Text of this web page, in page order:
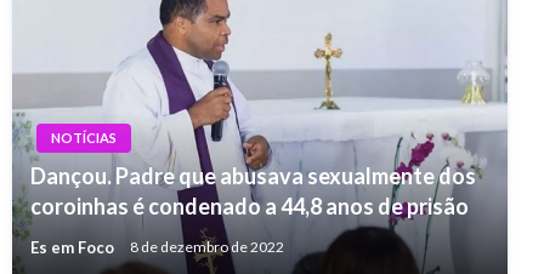
NOTÍCIAS
Dançou. Padre que abusava sexualmente dos
coroinhas é condenado a 44,8 anos de prisão
Es em Foco 8 de dezembro de 2022